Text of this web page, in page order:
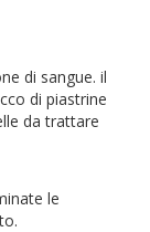
di sangue. il
di piastrine
da trattare
le